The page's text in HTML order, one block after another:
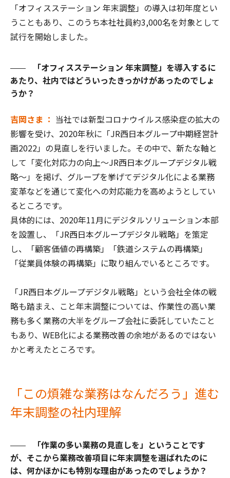
「オフィスステーション 年末調整」の導入は初年度とい
うこともあり、このうち本社社員約3,000名を対象として
試行を開始しました。
「オフィスステーション 年末調整」を導入するに
あたり、社内ではどういったきっかけがあったのでしょ
うか？
吉岡さま ： 当社では新型コロナウイルス感染症の拡大の
影響を受け、2020年秋に「JR西日本グループ中期経営計
画2022」の見直しを行いました。その中で、新たな軸と
して「変化対応力の向上～JR西日本グループデジタル戦
略～」を掲げ、グループを挙げてデジタル化による業務
変革などを通じて変化への対応能力を高めようとしてい
るところです。
具体的には、2020年11月にデジタルソリューション本部
を設置し、「JR西日本グループデジタル戦略」を策定
し、「顧客価値の再構築」「鉄道システムの再構築」
「従業員体験の再構築」に取り組んでいるところです。
「JR西日本グループデジタル戦略」という会社全体の戦
略も踏まえ、こと年末調整については、作業性の高い業
務も多く業務の大半をグループ会社に委託していたこと
もあり、WEB化による業務改善の余地があるのではない
かと考えたところです。
「この煩雑な業務はなんだろう」進む
年末調整の社内理解
「作業の多い業務の見直しを」ということです
が、そこから業務改善項目に年末調整を選ばれたのに
は、何かほかにも特別な理由があったのでしょうか？